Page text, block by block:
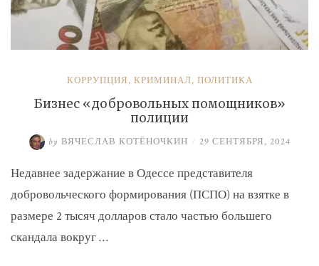
КОРРУПЦИЯ, КРИМИНАЛ, ПОЛИТИКА
Бизнес «добровольных помощников»
полиции
by ВЯЧЕСЛАВ КОТЁНОЧКИН / 29 СЕНТЯБРЯ, 2024
Недавнее задержание в Одессе представителя
добровольческого формирования (ПСПО) на взятке в
размере 2 тысяч долларов стало частью большего
скандала вокруг …